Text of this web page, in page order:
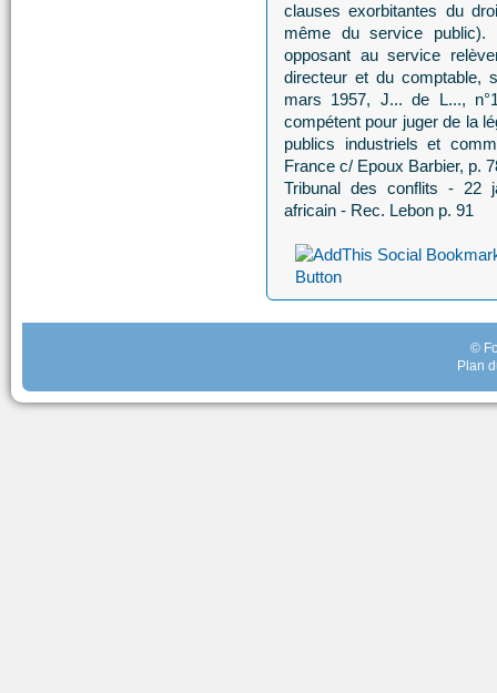
clauses exorbitantes du
même du service public).
opposant au service
directeur et du comptable,
mars 1957, J... de L...,
compétent pour juger de la
publics industriels et
France c/ Epoux Barbier, p.
Tribunal des conflits - 22
africain - Rec. Lebon p. 91
©
Plan